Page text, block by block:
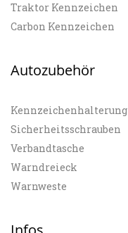
Traktor Kennzeichen
Carbon Kennzeichen
Autozubehör
Kennzeichenhalterung
Sicherheitsschrauben
Verbandtasche
Warndreieck
Warnweste